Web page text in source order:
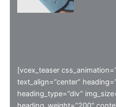
[vcex_teaser
text_align=”center”
heading_type=”div”